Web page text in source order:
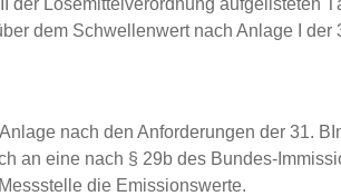
der Lösemittelverordnung aufgelisteten
dem Schwellenwert nach Anlage I der
nach den Anforderungen der 31.
an eine nach § 29b des Bundes-
die Emissionswerte.